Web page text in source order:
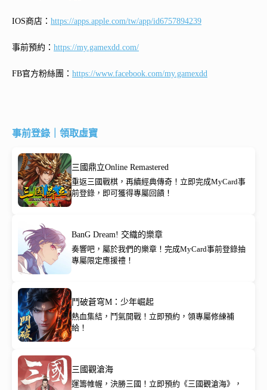
IOS商店： https://apps.apple.com/tw/app/id6757894239
事前預約： https://my.gamexdd.com/
FB官方粉絲團： https://www.facebook.com/my.gamexdd
事前登錄｜領取虛寶
三國鼎立Online Remastered
重返三國戰棋，再續經典傳奇！立即完成MyCard事
前登錄，即可獲得專屬回饋！
BanG Dream! 交織的樂章
奏響吧，屬於我們的樂章！完成MyCard事前登錄抽
專屬限定應援禮！
鬥破蒼穹M：少年崛起
熱血集結，鬥氣開戰！立即預約，領專屬修練補
給！
三國觀滄海
運籌帷幄，決勝三國！立即預約《三國觀滄海》，